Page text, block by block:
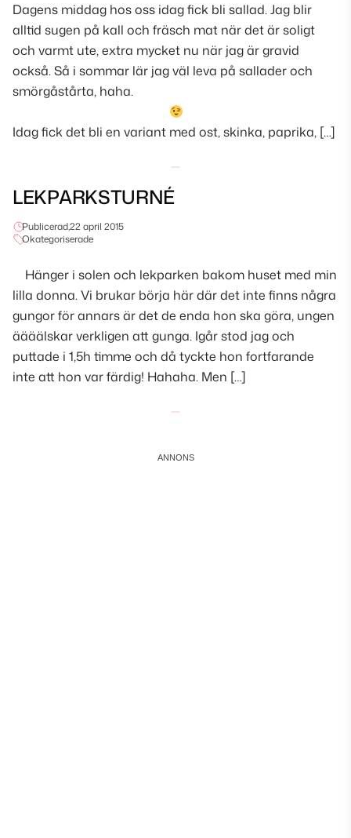
Dagens middag hos oss idag fick bli sallad. Jag blir
alltid sugen på kall och fräsch mat när det är soligt
och varmt ute, extra mycket nu när jag är gravid
också. Så i sommar lär jag väl leva på sallader och
smörgåstårta, haha.
Idag fick det bli en variant med ost, skinka, paprika, […]
LEKPARKSTURNÉ
Publicerad,22 april 2015
Okategoriserade
Hänger i solen och lekparken bakom huset med min
lilla donna. Vi brukar börja här där det inte finns några
gungor för annars är det de enda hon ska göra, ungen
äääälskar verkligen att gunga. Igår stod jag och
puttade i 1,5h timme och då tyckte hon fortfarande
inte att hon var färdig! Hahaha. Men […]